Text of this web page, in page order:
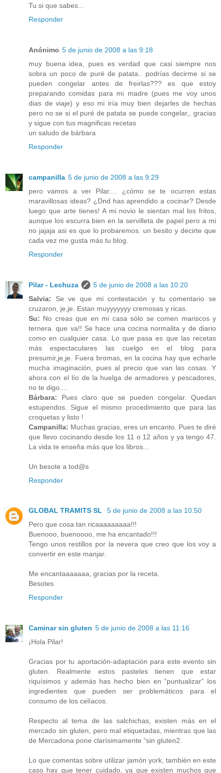
Tu si que sabes...
Responder
Anónimo 5 de junio de 2008 a las 9:18
muy buena idea, pues es verdad que casi siempre nos
sobra un poco de puré de patata.. podrías decirme si se
pueden congelar antes de freirlas??? es que estoy
preparando comidas para mi madre (pues me voy unos
dias de viaje) y eso mi iría muy bien dejarles de hechas
pero no se si el puré de patata se puede congelar,, gracias
y sigue con tus magnificas recetas
un saludo de bárbara
Responder
campanilla 5 de junio de 2008 a las 9:29
pero vamos a ver Pilar.... ¿cómo se te ocurren estas
maravillosas ideas? ¿Dnd has aprendido a cocinar? Desde
luego que arte tienes! A mi novio le sientan mal los fritos,
aunque los escurra bien en la servilleta de papel pero a mi
no jajaja asi es que lo probaremos. un besito y decirte que
cada vez me gusta más tu blog.
Responder
Pilar - Lechuza
5 de junio de 2008 a las 10:20
Salvia: Se ve que mi contestación y tu comentario se
cruzaron, je,je. Estan muyyyyyyy cremosas y ricas.
Su: No creas que en mi casa sólo se comen mariscos y
ternera. que va!! Se hace una cocina normalita y de diario
como en cualquier casa. Lo que pasa es que las recetas
más espectaculares las cuelgo en el blog para
presumir,je,je. Fuera bromas, en la cocina hay que echarle
mucha imaginación, pues al precio que van las cosas. Y
ahora con el lío de la huelga de armadores y pescadores,
no te digo....
Bárbara: Pues claro que se pueden congelar. Quedan
estupendos. Sigue el mismo procedimiento que para las
croquetas y listo !
Campanilla: Muchas gracias, eres un encanto. Pues te diré
que llevo cocinando desde los 11 o 12 años y ya tengo 47.
La vida te enseña más que los libros...
Un besote a tod@s
Responder
GLOBAL TRAMITS SL
5 de junio de 2008 a las 10:50
Pero que cosa tan ricaaaaaaaaa!!!
Buenooo, buenoooo, me ha encantado!!!
Tengo unos restillos por la nevera que creo que los voy a
convertir en este manjar.
Me encantaaaaaaa, gracias por la receta.
Besotes
Responder
Caminar sin gluten 5 de junio de 2008 a las 11:16
¡Hola Pilar!
Gracias por tu aportación-adaptación para este evento sin
gluten. Realmente estos pasteles tienen que estar
riquísimos y además has hecho bien en “puntualizar” los
ingredientes que pueden ser problemáticos para el
consumo de los celíacos.
Respecto al tema de las salchichas, existen más en el
mercado sin gluten, pero mal etiquetadas, mientras que las
de Mercadona pone clarísimamente “sin gluten2.
Lo que comentas sobre utilizar jamón york, también en este
caso hay que tener cuidado, ya que existen muchos que